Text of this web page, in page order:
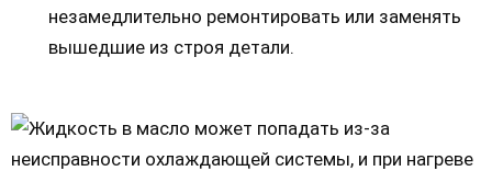
незамедлительно ремонтировать или заменять
вышедшие из строя детали.